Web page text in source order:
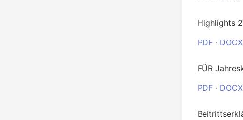
Downloads
PDF·DOCX